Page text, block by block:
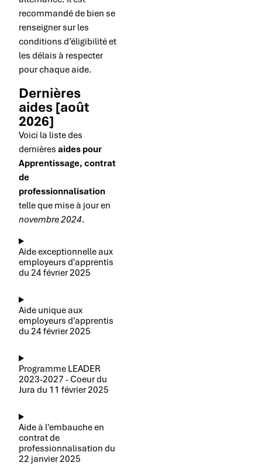
recommandé de bien se
renseigner sur les
conditions d’éligibilité et
les délais à respecter
pour chaque aide.
Dernières
aides [août
2026]
Voici la liste des
dernières aides pour
Apprentissage, contrat
de
professionnalisation
telle que mise à jour en
novembre 2024.
Aide exceptionnelle aux
employeurs d'apprentis
du 24 février 2025
Aide unique aux
employeurs d'apprentis
du 24 février 2025
Programme LEADER
2023-2027 - Coeur du
Jura du 11 février 2025
Aide à l'embauche en
contrat de
professionnalisation du
22 janvier 2025